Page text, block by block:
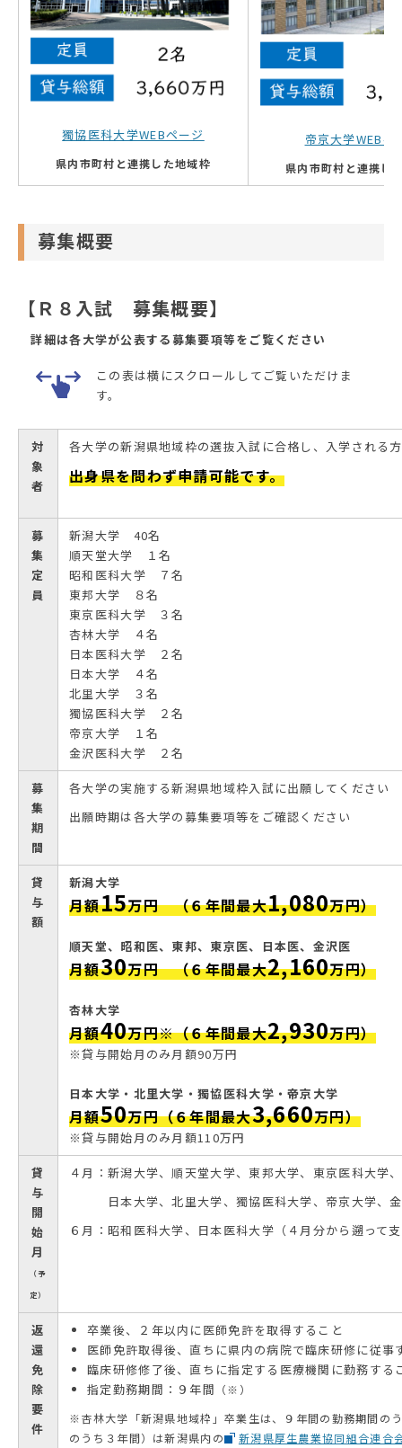
獨協医科大学WEBページ
県内市町村と連携した地域枠
帝京大学WEBペ
県内市町村と連携し
募集概要
【Ｒ８入試 募集概要】
詳細は各大学が公表する募集要項等をご覧ください
この表は横にスクロールしてご覧いただけま
す。
対
象
者
各大学の新潟県地域枠の選抜入試に合格し、入学される方
出身県を問わず申請可能です。
募
集
定
員
新潟大学 40名
順天堂大学 １名
昭和医科大学 ７名
東邦大学 ８名
東京医科大学 ３名
杏林大学 ４名
日本医科大学 ２名
日本大学 ４名
北里大学 ３名
獨協医科大学 ２名
帝京大学 １名
金沢医科大学 ２名
募
集
期
間
各大学の実施する新潟県地域枠入試に出願してください
出願時期は各大学の募集要項等をご確認ください
貸
与
額
新潟大学
月額15万円 （６年間最大1,080万円）
順天堂、昭和医、東邦、東京医、日本医、金沢医
月額30万円 （６年間最大2,160万円）
杏林大学
月額40万円※（６年間最大2,930万円）
※貸与開始月のみ月額90万円
日本大学・北里大学・獨協医科大学・帝京大学
月額50万円（６年間最大3,660万円）
※貸与開始月のみ月額110万円
貸
与
開
始
月
（予
定）
４月：新潟大学、順天堂大学、東邦大学、東京医科大学
日本大学、北里大学、獨協医科大学、帝京大学、金
６月：昭和医科大学、日本医科大学（４月分から遡って
返
還
免
除
要
件
卒業後、２年以内に医師免許を取得すること
医師免許取得後、直ちに県内の病院で臨床研修に従事
臨床研修修了後、直ちに指定する医療機関に勤務する
指定勤務期間：９年間 （※）
※杏林大学「新潟県地域枠」卒業生は、９年間の勤務期間の
のうち３年間）は新潟県内の
新潟県厚生農業協同組合連合